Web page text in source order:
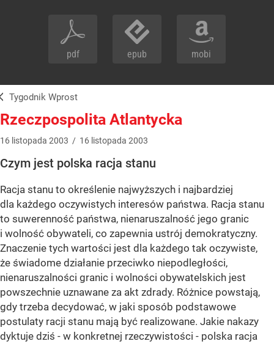
pdf epub mobi
Tygodnik Wprost
Rzeczpospolita Atlantycka
16 listopada 2003 / 16 listopada 2003
Czym jest polska racja stanu
Racja stanu to określenie najwyższych i najbardziej
dla każdego oczywistych interesów państwa. Racja stanu
to suwerenność państwa, nienaruszalność jego granic
i wolność obywateli, co zapewnia ustrój demokratyczny.
Znaczenie tych wartości jest dla każdego tak oczywiste,
że świadome działanie przeciwko niepodległości,
nienaruszalności granic i wolności obywatelskich jest
powszechnie uznawane za akt zdrady. Różnice powstają,
gdy trzeba decydować, w jaki sposób podstawowe
postulaty racji stanu mają być realizowane. Jakie nakazy
dyktuje dziś - w konkretnej rzeczywistości - polska racja